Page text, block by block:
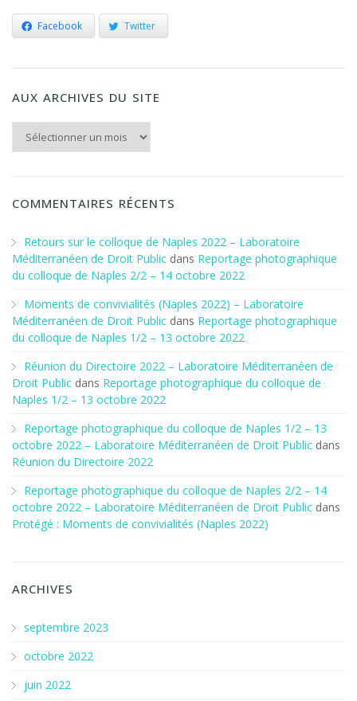
Facebook Twitter
AUX ARCHIVES DU SITE
Aux archives du Site
COMMENTAIRES RÉCENTS
Retours sur le colloque de Naples 2022 – Laboratoire
Méditerranéen de Droit Public dans Reportage photographique
du colloque de Naples 2/2 – 14 octobre 2022
Moments de convivialités (Naples 2022) – Laboratoire
Méditerranéen de Droit Public dans Reportage photographique
du colloque de Naples 1/2 – 13 octobre 2022
Réunion du Directoire 2022 – Laboratoire Méditerranéen de
Droit Public dans Reportage photographique du colloque de
Naples 1/2 – 13 octobre 2022
Reportage photographique du colloque de Naples 1/2 – 13
octobre 2022 – Laboratoire Méditerranéen de Droit Public dans
Réunion du Directoire 2022
Reportage photographique du colloque de Naples 2/2 – 14
octobre 2022 – Laboratoire Méditerranéen de Droit Public dans
Protégé : Moments de convivialités (Naples 2022)
ARCHIVES
septembre 2023
octobre 2022
juin 2022